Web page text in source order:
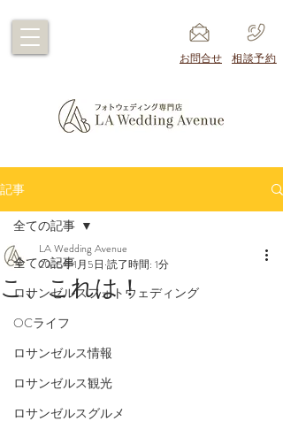
​お問合せ ​相談予約
記事
全ての記事
ロサンゼルスフォトウェディング
OCライフ
ロサンゼルス情報
ロサンゼルス観光
ロサンゼルスグルメ
全ての記事
こ、これは！
LA Wedding Avenue
2025年1月5日 読了時間: 1分